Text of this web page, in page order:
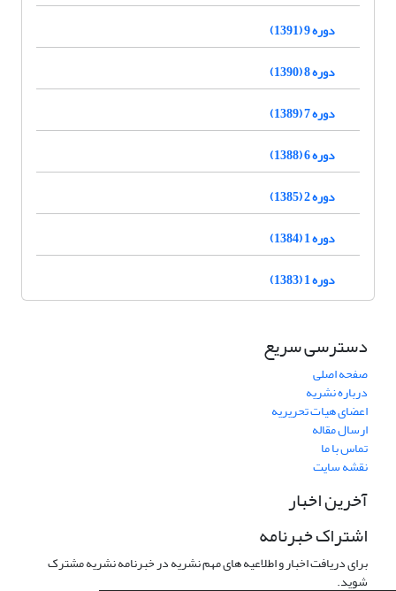
دوره 9 (1391)
دوره 8 (1390)
دوره 7 (1389)
دوره 6 (1388)
دوره 2 (1385)
دوره 1 (1384)
دوره 1 (1383)
دسترسی سریع
صفحه اصلی
درباره نشریه
اعضای هیات تحریریه
ارسال مقاله
تماس با ما
نقشه سایت
آخرین اخبار
اشتراک خبرنامه
برای دریافت اخبار و اطلاعیه های مهم نشریه در خبرنامه نشریه مشترک
شوید.